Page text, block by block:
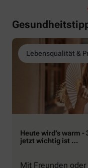
Lebensqualität &
Heute wird’s warm
jetzt wichtig ist …
Mit Freunden